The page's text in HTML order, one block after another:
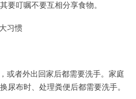
要叮嘱不要互相分享食物。
习惯
或者外出回家后都需要洗手。家庭
尿布时、处理粪便后都需要洗手。